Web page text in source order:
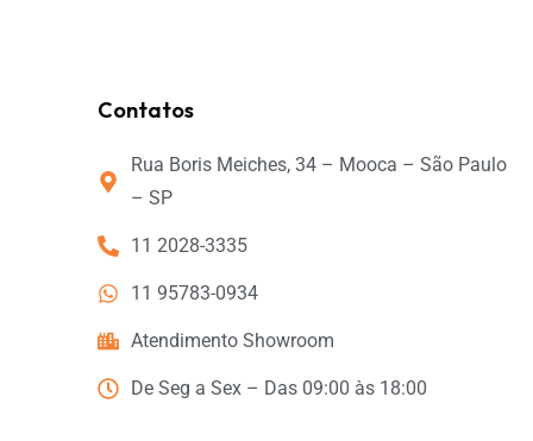
Contatos
Rua Boris Meiches, 34 – Mooca – São Paulo
– SP
11 2028-3335
11 95783-0934
Atendimento Showroom
De Seg a Sex – Das 09:00 às 18:00